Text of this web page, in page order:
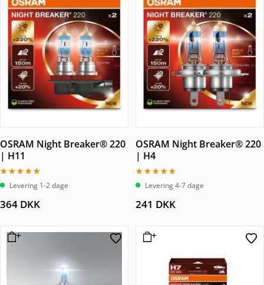
OSRAM Night Breaker® 220
| H11
Vurderet
5.00Levering 1-2 dage
364 DKK
OSRAM Night Breaker® 220
| H4
Vurderet
4.50Levering 4-7 dage
241 DKK